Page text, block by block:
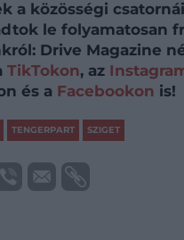
a közösségi
le folyamatosan
Drive Magazine
TikTokon, az
és a Facebookon is!
TENGERPART SZIGET